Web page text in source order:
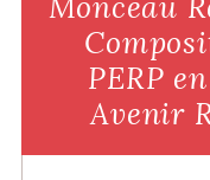
PERP
Avenir